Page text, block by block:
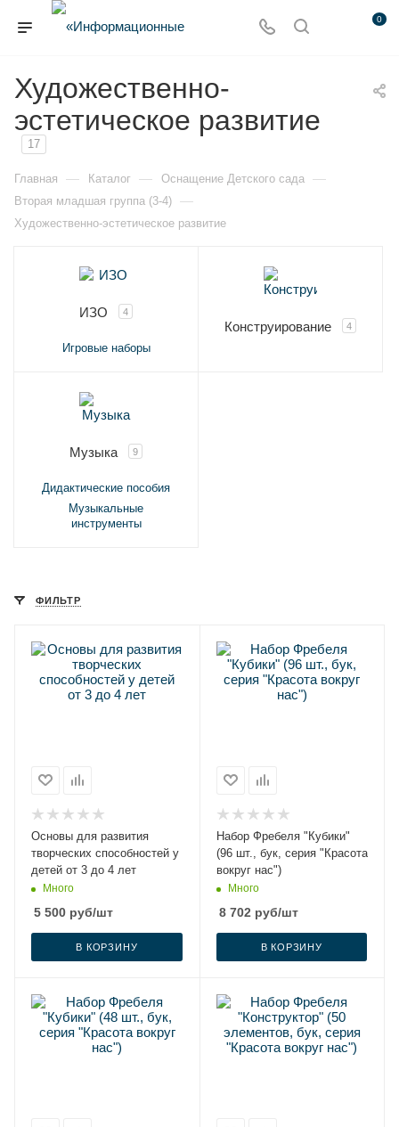
0
Художественно-
эстетическое развитие
17
Главная — Каталог — Оснащение Детского сада —
Вторая младшая группа (3-4) —
Художественно-эстетическое развитие
ИЗО 4
Игровые наборы
Конструирование 4
Музыка 9
Дидактические пособия
Музыкальные
инструменты
ФИЛЬТР
Основы для развития
творческих способностей у
детей от 3 до 4 лет
Много
5 500 руб/шт
В КОРЗИНУ
Набор Фребеля "Кубики"
(96 шт., бук, серия "Красота
вокруг нас")
Много
8 702 руб/шт
В КОРЗИНУ